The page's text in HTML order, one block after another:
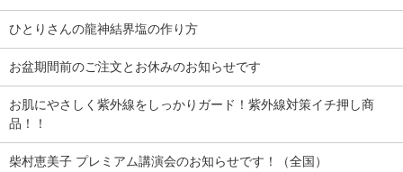
ひとりさんの龍神結界塩の作り方
お盆期間前のご注文とお休みのお知らせです
お肌にやさしく紫外線をしっかりガード！紫外線対策イチ押し商
品！！
柴村恵美子 プレミアム講演会のお知らせです！（全国）